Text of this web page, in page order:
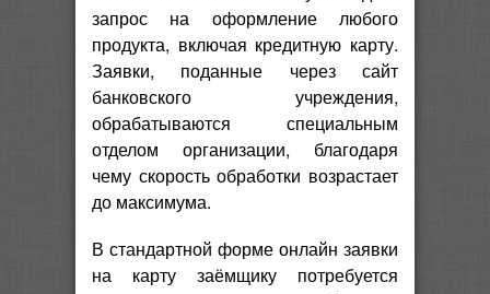
запрос на оформление любого
продукта, включая кредитную карту.
Заявки, поданные через сайт
банковского учреждения,
обрабатываются специальным
отделом организации, благодаря
чему скорость обработки возрастает
до максимума.
В стандартной форме онлайн заявки
на карту заёмщику потребуется